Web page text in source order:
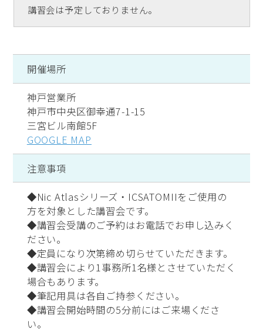
講習会は予定しておりません。
開催場所
神戸営業所
神戸市中央区御幸通7-1-15
三宮ビル南館5F
GOOGLE MAP
注意事項
◆Nic Atlasシリーズ・ICSATOMIIをご使用の
方を対象とした講習会です。
◆講習会受講のご予約はお電話でお申し込みく
ださい。
◆定員になり次第締め切らせていただきます。
◆講習会により1事務所1名様とさせていただく
場合もあります。
◆筆記用具は各自ご持参ください。
◆講習会開始時間の5分前にはご来場くださ
い。